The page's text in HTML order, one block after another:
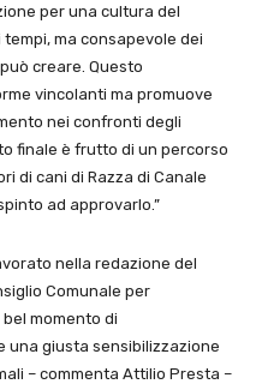
per una cultura del
ma consapevole dei
creare. Questo
vincolanti ma promuove
nei confronti degli
finale è frutto di un percorso
di cani di Razza di Canale
ad approvarlo.”
nella redazione del
Comunale per
momento di
una giusta sensibilizzazione
– commenta Attilio Presta –